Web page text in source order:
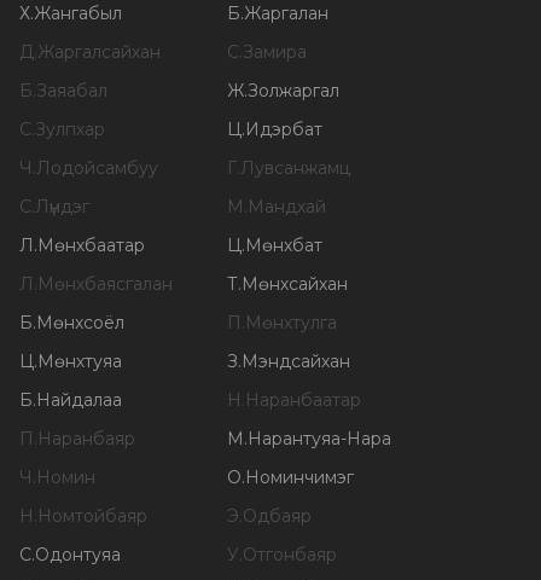
Х.Жангабыл Б.Жаргалан
Д.Жаргалсайхан С.Замира
Б.Заяабал Ж.Золжаргал
С.Зулпхар Ц.Идэрбат
Ч.Лодойсамбуу Г.Лувсанжамц
С.Лүндэг М.Мандхай
Л.Мөнхбаатар Ц.Мөнхбат
Л.Мөнхбаясгалан Т.Мөнхсайхан
Б.Мөнхсоёл П.Мөнхтулга
Ц.Мөнхтуяа З.Мэндсайхан
Б.Найдалаа Н.Наранбаатар
П.Наранбаяр М.Нарантуяа-Нара
Ч.Номин О.Номинчимэг
Н.Номтойбаяр Э.Одбаяр
С.Одонтуяа У.Отгонбаяр